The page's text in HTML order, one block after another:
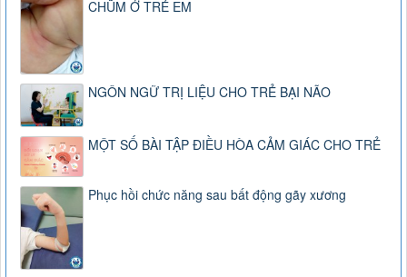
CHŨM Ở TRẺ EM
NGÔN NGỮ TRỊ LIỆU CHO TRẺ BẠI NÃO
MỘT SỐ BÀI TẬP ĐIỀU HÒA CẢM GIÁC CHO TRẺ
Phục hồi chức năng sau bất động gãy xương